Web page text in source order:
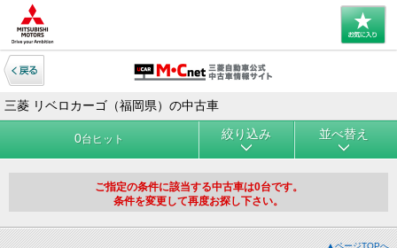
三菱 リベロカーゴ（福岡県）の中古車
0台ヒット 絞り込み 並べ替え
ご指定の条件に該当する中古車は0台です。
条件を変更して再度お探し下さい。
▲ページTOPへ